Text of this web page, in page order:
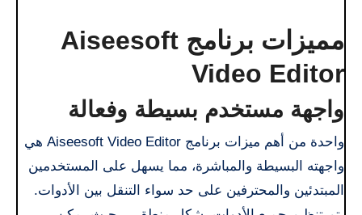
مميزات برنامج Aiseesoft
Video Editor
واجهة مستخدم بسيطة وفعالة
واحدة من أهم ميزات برنامج Aiseesoft Video Editor هي
واجهته البسيطة والمباشرة، مما يسهل على المستخدمين
المبتدئين والمحترفين على حد سواء التنقل بين الأدوات.